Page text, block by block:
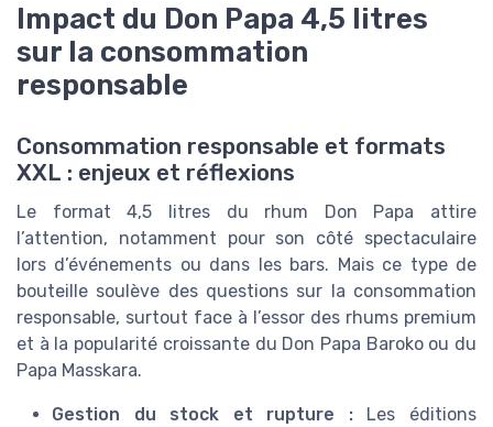
Impact du Don Papa 4,5 litres
sur la consommation
responsable
Consommation responsable et formats
XXL : enjeux et réflexions
Le format 4,5 litres du rhum Don Papa attire
l’attention, notamment pour son côté spectaculaire
lors d’événements ou dans les bars. Mais ce type de
bouteille soulève des questions sur la consommation
responsable, surtout face à l’essor des rhums premium
et à la popularité croissante du Don Papa Baroko ou du
Papa Masskara.
Gestion du stock et rupture :Les éditions